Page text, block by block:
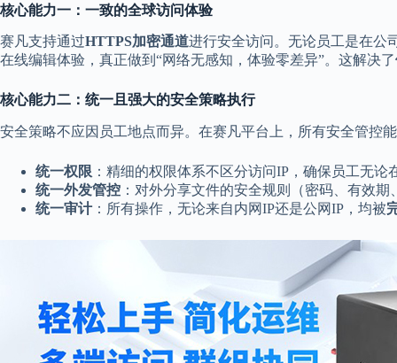
核心能力一：一致的全球访问体验
赛凡支持通过HTTPS加密通道进行安全访问。无论员工是在公
在线编辑体验，真正做到“网络无感知，体验零差异”。这解决了
核心能力二：统一且强大的安全策略执行
安全策略不应因员工地点而异。在赛凡平台上，所有安全管控
统一权限 ：精细的权限体系不区分访问IP，确保员工无
统一外发管控 ：对外分享文件的安全规则（密码、有效
统一审计：所有操作，无论来自内网IP还是公网IP，均被